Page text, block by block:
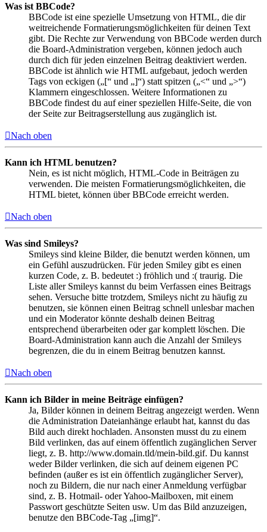
Was ist BBCode?
BBCode ist eine spezielle Umsetzung von HTML, die dir
weitreichende Formatierungsmöglichkeiten für deinen Text
gibt. Die Rechte zur Verwendung von BBCode werden durch
die Board-Administration vergeben, können jedoch auch
durch dich für jeden einzelnen Beitrag deaktiviert werden.
BBCode ist ähnlich wie HTML aufgebaut, jedoch werden
Tags von eckigen („[“ und „]“) statt spitzen („<“ und „>“)
Klammern eingeschlossen. Weitere Informationen zu
BBCode findest du auf einer speziellen Hilfe-Seite, die von
der Seite zur Beitragserstellung aus zugänglich ist.
Nach oben
Kann ich HTML benutzen?
Nein, es ist nicht möglich, HTML-Code in Beiträgen zu
verwenden. Die meisten Formatierungsmöglichkeiten, die
HTML bietet, können über BBCode erreicht werden.
Nach oben
Was sind Smileys?
Smileys sind kleine Bilder, die benutzt werden können, um
ein Gefühl auszudrücken. Für jeden Smiley gibt es einen
kurzen Code, z. B. bedeutet :) fröhlich und :( traurig. Die
Liste aller Smileys kannst du beim Verfassen eines Beitrags
sehen. Versuche bitte trotzdem, Smileys nicht zu häufig zu
benutzen, sie können einen Beitrag schnell unlesbar machen
und ein Moderator könnte deshalb deinen Beitrag
entsprechend überarbeiten oder gar komplett löschen. Die
Board-Administration kann auch die Anzahl der Smileys
begrenzen, die du in einem Beitrag benutzen kannst.
Nach oben
Kann ich Bilder in meine Beiträge einfügen?
Ja, Bilder können in deinem Beitrag angezeigt werden. Wenn
die Administration Dateianhänge erlaubt hat, kannst du das
Bild auch direkt hochladen. Ansonsten musst du zu einem
Bild verlinken, das auf einem öffentlich zugänglichen Server
liegt, z. B. http://www.domain.tld/mein-bild.gif. Du kannst
weder Bilder verlinken, die sich auf deinem eigenen PC
befinden (außer es ist ein öffentlich zugänglicher Server),
noch zu Bildern, die nur nach einer Anmeldung verfügbar
sind, z. B. Hotmail- oder Yahoo-Mailboxen, mit einem
Passwort geschützte Seiten usw. Um das Bild anzuzeigen,
benutze den BBCode-Tag „[img]“.